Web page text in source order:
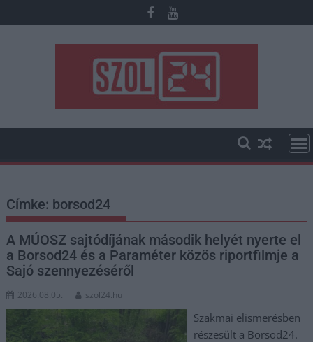
to
Címke: borsod24
A MÚOSZ sajtódíjának második helyét nyerte el
a Borsod24 és a Paraméter közös riportfilmje a
Sajó szennyezéséről
2026.08.05. szol24.hu
Szakmai elismerésben
részesült a Borsod24.